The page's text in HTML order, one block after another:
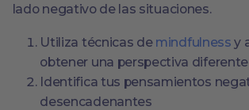
lado negativo de las situaciones.
Utiliza técnicas de mindfulness y
obtener una perspectiva
Identifica tus pensamientos
desencadenantes